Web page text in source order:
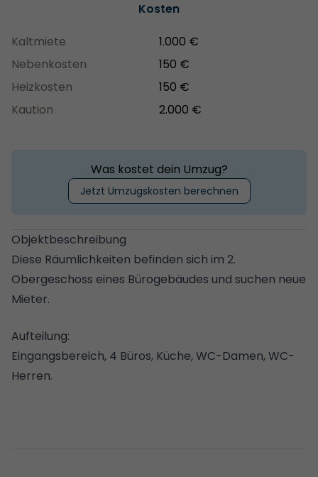
Kosten
Kaltmiete
1.000 €
Nebenkosten
150 €
Heizkosten
150 €
Kaution
2.000 €
Was kostet dein Umzug?
Jetzt Umzugskosten berechnen
Objektbeschreibung
Diese Räumlichkeiten befinden sich im 2.
Obergeschoss eines Bürogebäudes und suchen neue
Mieter.
Aufteilung:
Eingangsbereich, 4 Büros, Küche, WC-Damen, WC-
Herren.